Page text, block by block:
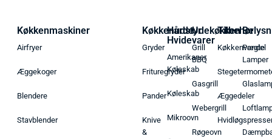
Køkkenmaskiner
Airfryer
Æggekoger
Blendere
Stavblender
Køkkenudstyr
Gryder
Frituregryder
Pander
Knive
&
Hårde
Hvidevarer
Amerikaner
Køleskab
Køleskab
Mikroovn
Udekøkken
Grill
BBQ
Gasgrill
Webergrill
Røgeovn
Tilbehør
Køkkenvægte
Æggedeler
Pendel
Lamper